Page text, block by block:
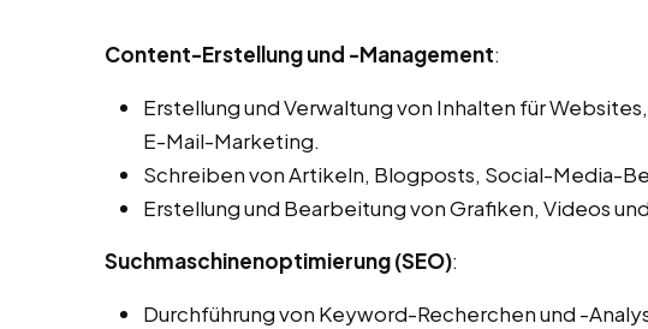
Content-Erstellung und -Management:
Erstellung und Verwaltung von Inhalten für
E-Mail-Marketing.
Schreiben von Artikeln, Blogposts, Social-Media-
Erstellung und Bearbeitung von Grafiken, Videos
Suchmaschinenoptimierung (SEO):
Durchführung von Keyword-Recherchen und -